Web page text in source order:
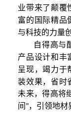
业带来了颠覆
富的国际精品
与科技的力量
自得高与
产品设计和丰
呈现，竭力于
装效果，省时
未来，得高将
间 "， 引领地材